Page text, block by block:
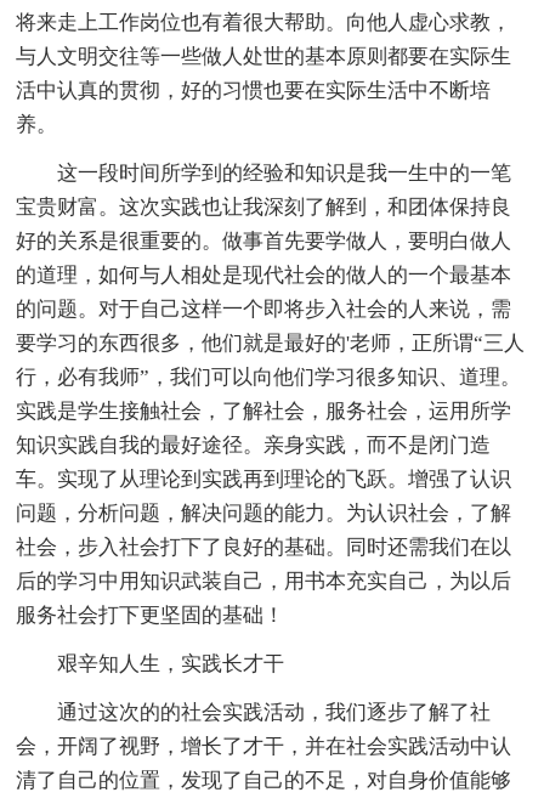
将来走上工作岗位也有着很大帮助。向他人虚心求教，
与人文明交往等一些做人处世的基本原则都要在实际生
活中认真的贯彻，好的习惯也要在实际生活中不断培
养。
这一段时间所学到的经验和知识是我一生中的一笔
宝贵财富。这次实践也让我深刻了解到，和团体保持良
好的关系是很重要的。做事首先要学做人，要明白做人
的道理，如何与人相处是现代社会的做人的一个最基本
的问题。对于自己这样一个即将步入社会的人来说，需
要学习的东西很多，他们就是最好的'老师，正所谓“三人
行，必有我师”，我们可以向他们学习很多知识、道理。
实践是学生接触社会，了解社会，服务社会，运用所学
知识实践自我的最好途径。亲身实践，而不是闭门造
车。实现了从理论到实践再到理论的飞跃。增强了认识
问题，分析问题，解决问题的能力。为认识社会，了解
社会，步入社会打下了良好的基础。同时还需我们在以
后的学习中用知识武装自己，用书本充实自己，为以后
服务社会打下更坚固的基础！
艰辛知人生，实践长才干
通过这次的的社会实践活动，我们逐步了解了社
会，开阔了视野，增长了才干，并在社会实践活动中认
清了自己的位置，发现了自己的不足，对自身价值能够